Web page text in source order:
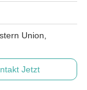
Union,
Jetzt